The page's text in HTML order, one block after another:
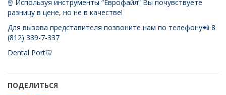
☝️ Используя инструменты “Еврофайл” Вы почувствуете
разницу в цене, но не в качестве!
Для вызова представителя позвоните нам по телефону📲 8
(812) 339-7-337
Dental Port🦷
ПОДЕЛИТЬСЯ